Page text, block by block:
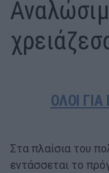
ΟΛΟΙ ΓΙΑ
Στα πλαίσια του
εντάσσεται το